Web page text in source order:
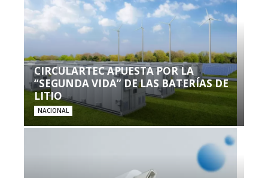
CIRCULARTEC APUESTA POR LA
“SEGUNDA VIDA” DE LAS BATERÍAS DE
LITIO
NACIONAL